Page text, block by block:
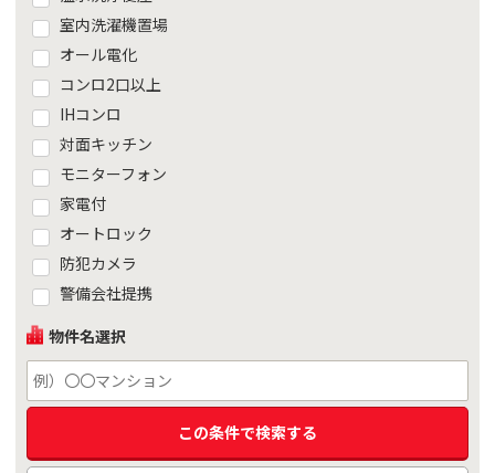
室内洗濯機置場
オール電化
コンロ2口以上
IHコンロ
対面キッチン
モニターフォン
家電付
オートロック
防犯カメラ
警備会社提携
物件名選択